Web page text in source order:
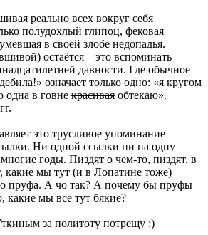
реально всех вокруг себя
полудохлый глипоц, фековая
в своей злобе недопадья.
остаётся – это вспоминать
давности. Где обычное
означает только одно: «я кругом
одна в говне красивая обтекаю».
это трусливое упоминание
Ни одной ссылки ни на одну
годы. Пиздят о чем-то, пиздят, в
какие мы тут (и в Лопатине тоже)
пруфа. А чо так? А почему бы пруфы
какие мы все тут бякие?
за политоту потрещу :)